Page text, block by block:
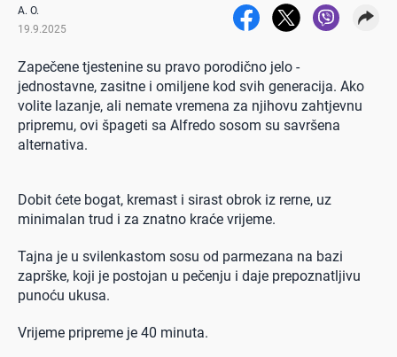
A. O.
19.9.2025
Zapečene tjestenine su pravo porodično jelo -
jednostavne, zasitne i omiljene kod svih generacija. Ako
volite lazanje, ali nemate vremena za njihovu zahtjevnu
pripremu, ovi špageti sa Alfredo sosom su savršena
alternativa.
Dobit ćete bogat, kremast i sirast obrok iz rerne, uz
minimalan trud i za znatno kraće vrijeme.
Tajna je u svilenkastom sosu od parmezana na bazi
zaprške, koji je postojan u pečenju i daje prepoznatljivu
punoću ukusa.
Vrijeme pripreme je 40 minuta.